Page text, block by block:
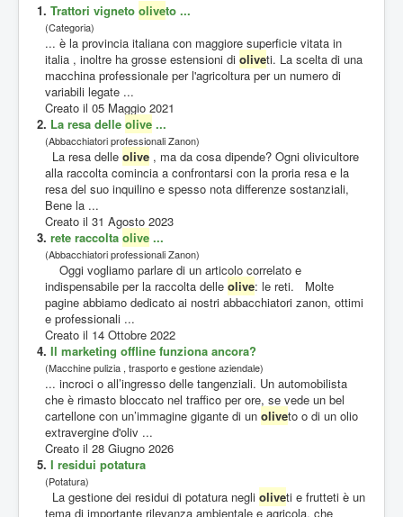
1. Trattori vigneto oliveto ...
(Categoria)
... è la provincia italiana con maggiore superficie vitata in
italia , inoltre ha grosse estensioni di oliveti. La scelta di una
macchina professionale per l'agricoltura per un numero di
variabili legate ...
Creato il 05 Maggio 2021
2. La resa delle olive ...
(Abbacchiatori professionali Zanon)
La resa delle olive , ma da cosa dipende? Ogni olivicultore
alla raccolta comincia a confrontarsi con la proria resa e la
resa del suo inquilino e spesso nota differenze sostanziali,
Bene la ...
Creato il 31 Agosto 2023
3. rete raccolta olive ...
(Abbacchiatori professionali Zanon)
Oggi vogliamo parlare di un articolo correlato e
indispensabile per la raccolta delle olive: le reti. Molte
pagine abbiamo dedicato ai nostri abbacchiatori zanon, ottimi
e professionali ...
Creato il 14 Ottobre 2022
4. Il marketing offline funziona ancora?
(Macchine pulizia , trasporto e gestione aziendale)
... incroci o all’ingresso delle tangenziali. Un automobilista
che è rimasto bloccato nel traffico per ore, se vede un bel
cartellone con un’immagine gigante di un oliveto o di un olio
extravergine d'oliv ...
Creato il 28 Giugno 2026
5. I residui potatura
(Potatura)
La gestione dei residui di potatura negli oliveti e frutteti è un
tema di importante rilevanza ambientale e agricola, che